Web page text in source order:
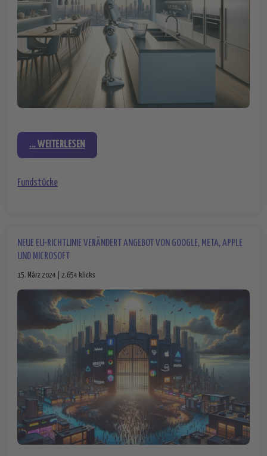
... WEITERLESEN
Fundstücke
NEUE EU-RICHTLINIE VERÄNDERT ANGEBOT VON GOOGLE, META, APPLE
UND MICROSOFT
15. März 2024 | 2.654 klicks